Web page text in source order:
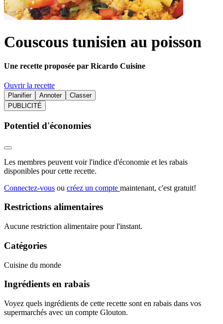
Couscous tunisien au poisson
Une recette proposée par Ricardo Cuisine
Ouvrir la recette
Planifier Annoter
Classer
PUBLICITÉ
Potentiel d'économies
Les membres peuvent voir l'indice d'économie et les rabais
disponibles pour cette recette.
Connectez-vous ou créez un compte maintenant, c'est gratuit!
Restrictions alimentaires
Aucune restriction alimentaire pour l'instant.
Catégories
Cuisine du monde
Ingrédients en rabais
Voyez quels ingrédients de cette recette sont en rabais dans vos
supermarchés avec un compte Glouton.